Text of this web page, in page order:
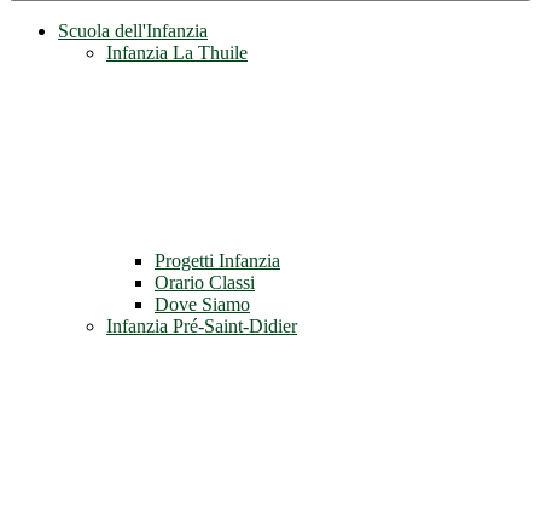
Scuola dell'Infanzia
Infanzia La Thuile
Progetti Infanzia
Orario Classi
Dove Siamo
Infanzia Pré-Saint-Didier